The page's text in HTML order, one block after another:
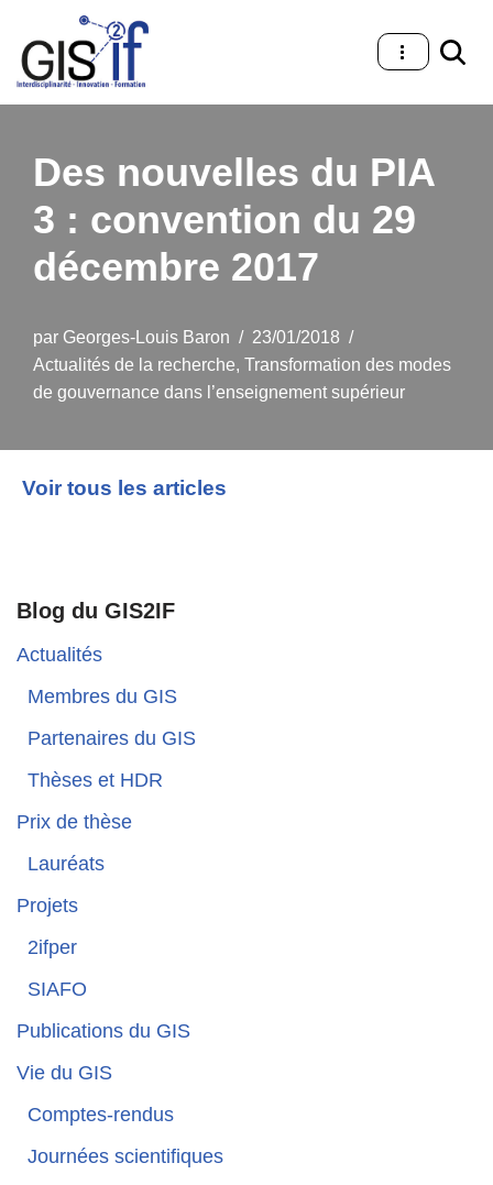
Aller
au
Des nouvelles du PIA
3 : convention du 29
décembre 2017
par Georges-Louis Baron
23/01/2018
Actualités de la recherche, Transformation des modes
de gouvernance dans l’enseignement supérieur
Voir tous les articles
Blog du GIS2IF
Actualités
Membres du GIS
Partenaires du GIS
Thèses et HDR
Prix de thèse
Lauréats
Projets
2ifper
SIAFO
Publications du GIS
Vie du GIS
Comptes-rendus
Journées scientifiques